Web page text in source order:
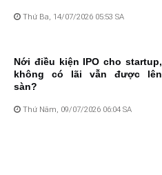
Thứ Ba, 14/07/2026 05:53 SA
Nới điều kiện IPO cho startup,
không có lãi vẫn được lên
sàn?
Thứ Năm, 09/07/2026 06:04 SA